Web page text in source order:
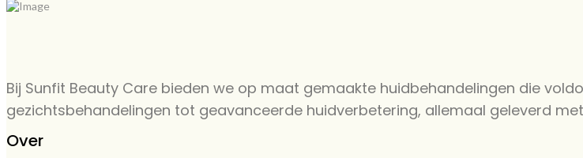
Bij Sunfit Beauty Care bieden we op maat gemaakte huidbehandelingen die
gezichtsbehandelingen tot geavanceerde huidverbetering, allemaal geleverd
Over